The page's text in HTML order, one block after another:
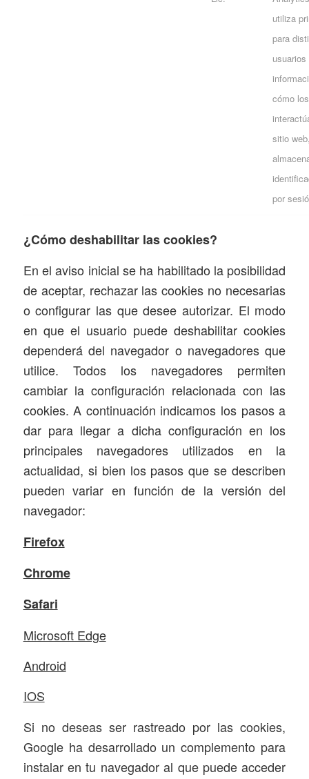
utiliza
para
cómo
sitio
por
¿Cómo deshabilitar las cookies?
En el aviso inicial se ha habilitado la posibilidad
de aceptar, rechazar las cookies no necesarias
o configurar las que desee autorizar. El modo
en que el usuario puede deshabilitar cookies
dependerá del navegador o navegadores que
utilice. Todos los navegadores permiten
cambiar la configuración relacionada con las
cookies. A continuación indicamos los pasos a
dar para llegar a dicha configuración en los
principales navegadores utilizados en la
actualidad, si bien los pasos que se describen
pueden variar en función de la versión del
navegador:
Firefox
Chrome
Safari
Microsoft Edge
Android
IOS
Si no deseas ser rastreado por las cookies,
Google ha desarrollado un complemento para
instalar en tu navegador al que puede acceder